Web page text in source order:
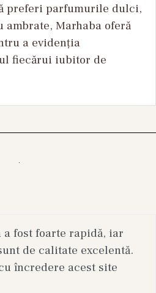
preferi parfumurile dulci,
ambrate, Marhaba oferă
a evidenția
fiecărui iubitor de
a fost foarte rapidă, iar
de calitate excelentă.
încredere acest site